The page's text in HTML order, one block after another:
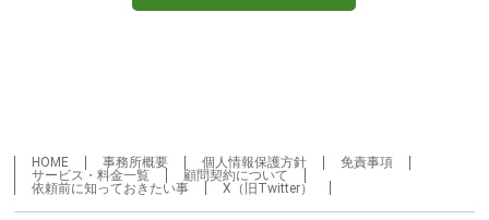
HOME 事務所概要 個人情報保護方針
免責事項
サービス・料金一覧
顧問契約について
依頼前に知っておきたい事
X（旧Twitter）